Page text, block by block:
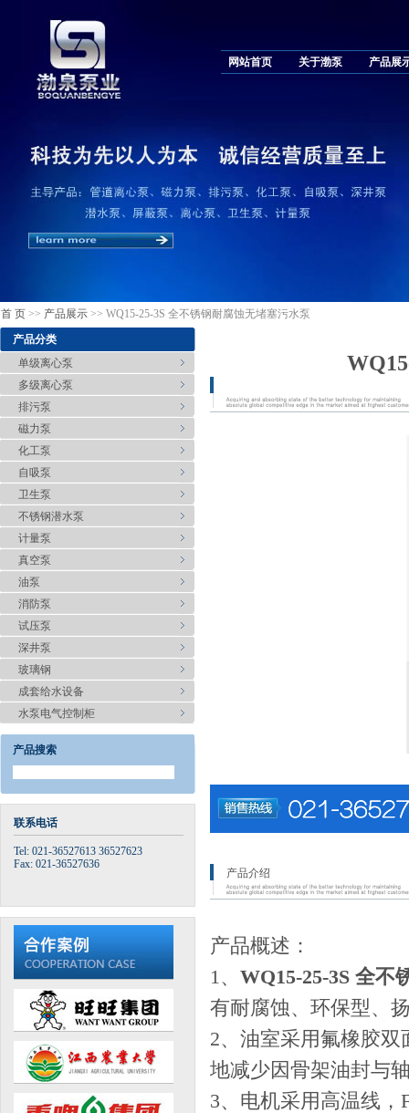
网站首页 关于渤泵 产品展
首 页 >> 产品展示 >> WQ15-25-3S 全不锈钢耐腐蚀无堵塞污水泵
产品分类
单级离心泵
多级离心泵
排污泵
磁力泵
化工泵
自吸泵
卫生泵
不锈钢潜水泵
计量泵
真空泵
油泵
消防泵
试压泵
深井泵
玻璃钢
成套给水设备
水泵电气控制柜
产品搜索
联系电话
Tel: 021-36527613 36527623
Fax: 021-36527636
产品介绍
产品概述：
1、 WQ15-25-3S 全不
有耐腐蚀、环保型、
2、油室采用氟橡胶
地减少因骨架油封与
3、电机采用高温线